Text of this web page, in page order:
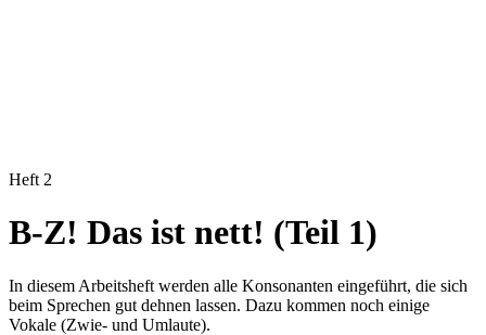
Heft 2
B-Z! Das ist nett! (Teil 1)
In diesem Arbeitsheft werden alle Konsonanten eingeführt, die sich
beim Sprechen gut dehnen lassen. Dazu kommen noch einige
Vokale (Zwie- und Umlaute).